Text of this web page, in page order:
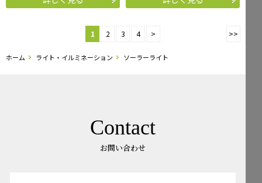
1 2 3 4 > >>
ホーム ライト・イルミネーション ソーラーライト
Contact
お問い合わせ